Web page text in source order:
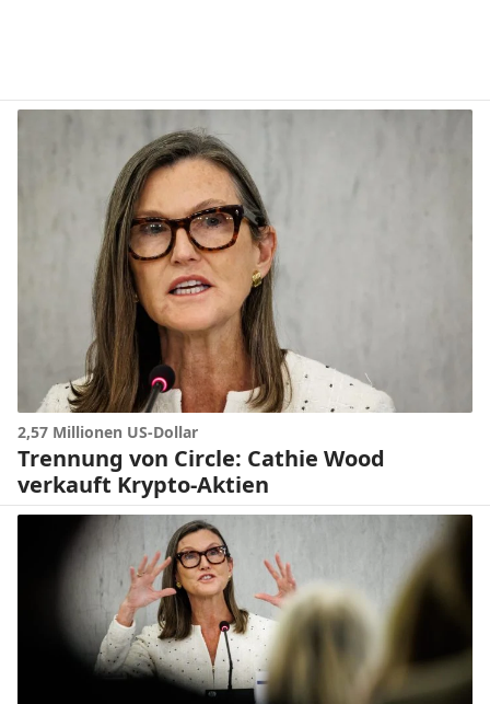
2,57 Millionen US-Dollar
Trennung von Circle: Cathie Wood
verkauft Krypto-Aktien